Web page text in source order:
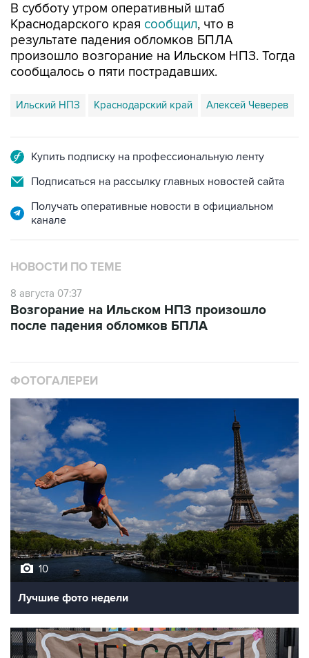
В субботу утром оперативный штаб
Краснодарского края сообщил, что в
результате падения обломков БПЛА
произошло возгорание на Ильском НПЗ. Тогда
сообщалось о пяти пострадавших.
Ильский НПЗ Краснодарский край Алексей Чеверев
Купить подписку на профессиональную ленту
Подписаться на рассылку главных новостей сайта
Получать оперативные новости в официальном
канале
НОВОСТИ ПО ТЕМЕ
8 августа 07:37
Возгорание на Ильском НПЗ произошло
после падения обломков БПЛА
ФОТОГАЛЕРЕИ
10
Лучшие фото недели